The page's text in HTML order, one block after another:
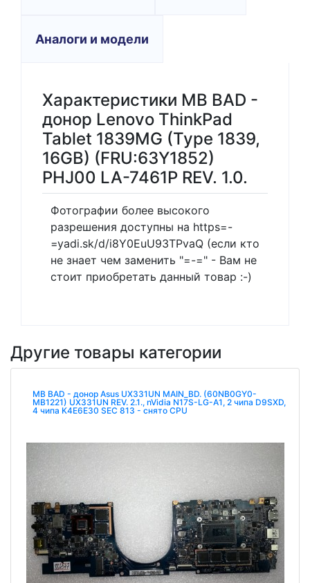
Аналоги и модели
Характеристики MB BAD -
донор Lenovo ThinkPad
Tablet 1839MG (Type 1839,
16GB) (FRU:63Y1852)
PHJ00 LA-7461P REV. 1.0.
Фотографии более высокого
разрешения доступны на https=-
=yadi.sk/d/i8Y0EuU93TPvaQ (если кто
не знает чем заменить "=-=" - Вам не
стоит приобретать данный товар :-)
Другие товары категории
MB BAD - донор Asus UX331UN MAIN_BD. (60NB0GY0-
MB1221) UX331UN REV. 2.1., nVidia N17S-LG-A1, 2 чипа D9SXD,
4 чипа K4E6E30 SEC 813 - снято CPU